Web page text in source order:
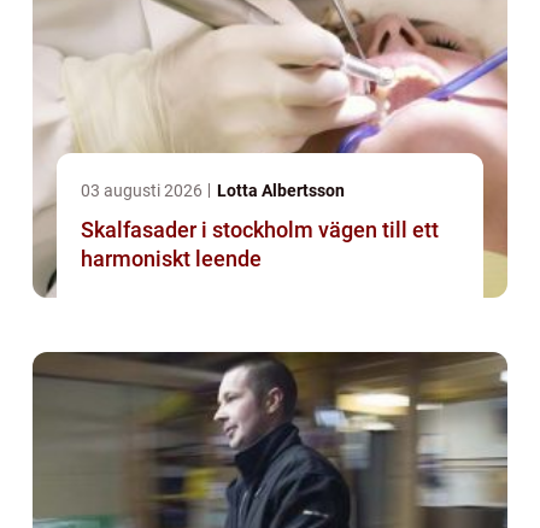
03 augusti 2026 Lotta Albertsson
Skalfasader i stockholm vägen till ett
harmoniskt leende